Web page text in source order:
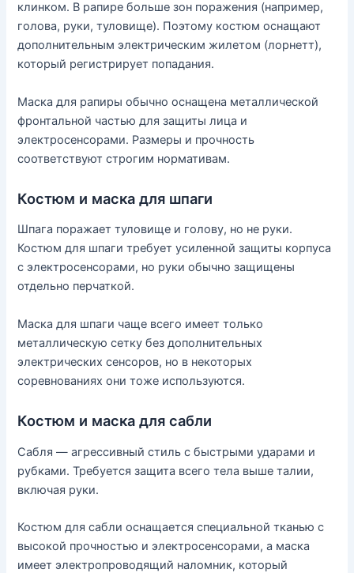
клинком. В рапире больше зон поражения (например,
голова, руки, туловище). Поэтому костюм оснащают
дополнительным электрическим жилетом (лорнетт),
который регистрирует попадания.
Маска для рапиры обычно оснащена металлической
фронтальной частью для защиты лица и
электросенсорами. Размеры и прочность
соответствуют строгим нормативам.
Костюм и маска для шпаги
Шпага поражает туловище и голову, но не руки.
Костюм для шпаги требует усиленной защиты корпуса
с электросенсорами, но руки обычно защищены
отдельно перчаткой.
Маска для шпаги чаще всего имеет только
металлическую сетку без дополнительных
электрических сенсоров, но в некоторых
соревнованиях они тоже используются.
Костюм и маска для сабли
Сабля — агрессивный стиль с быстрыми ударами и
рубками. Требуется защита всего тела выше талии,
включая руки.
Костюм для сабли оснащается специальной тканью с
высокой прочностью и электросенсорами, а маска
имеет электропроводящий наломник, который